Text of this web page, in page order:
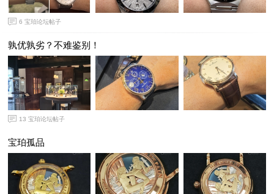
6 宝珀论坛帖子
孰优孰劣？不难鉴别！
13 宝珀论坛帖子
宝珀孤品